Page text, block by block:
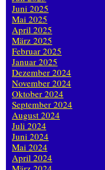
Juni 2025
Mai 2025
April 2025
März 2025
Februar 2025
Januar 2025
Dezember 2024
November 2024
Oktober 2024
September 2024
August 2024
Juli 2024
Juni 2024
Mai 2024
April 2024